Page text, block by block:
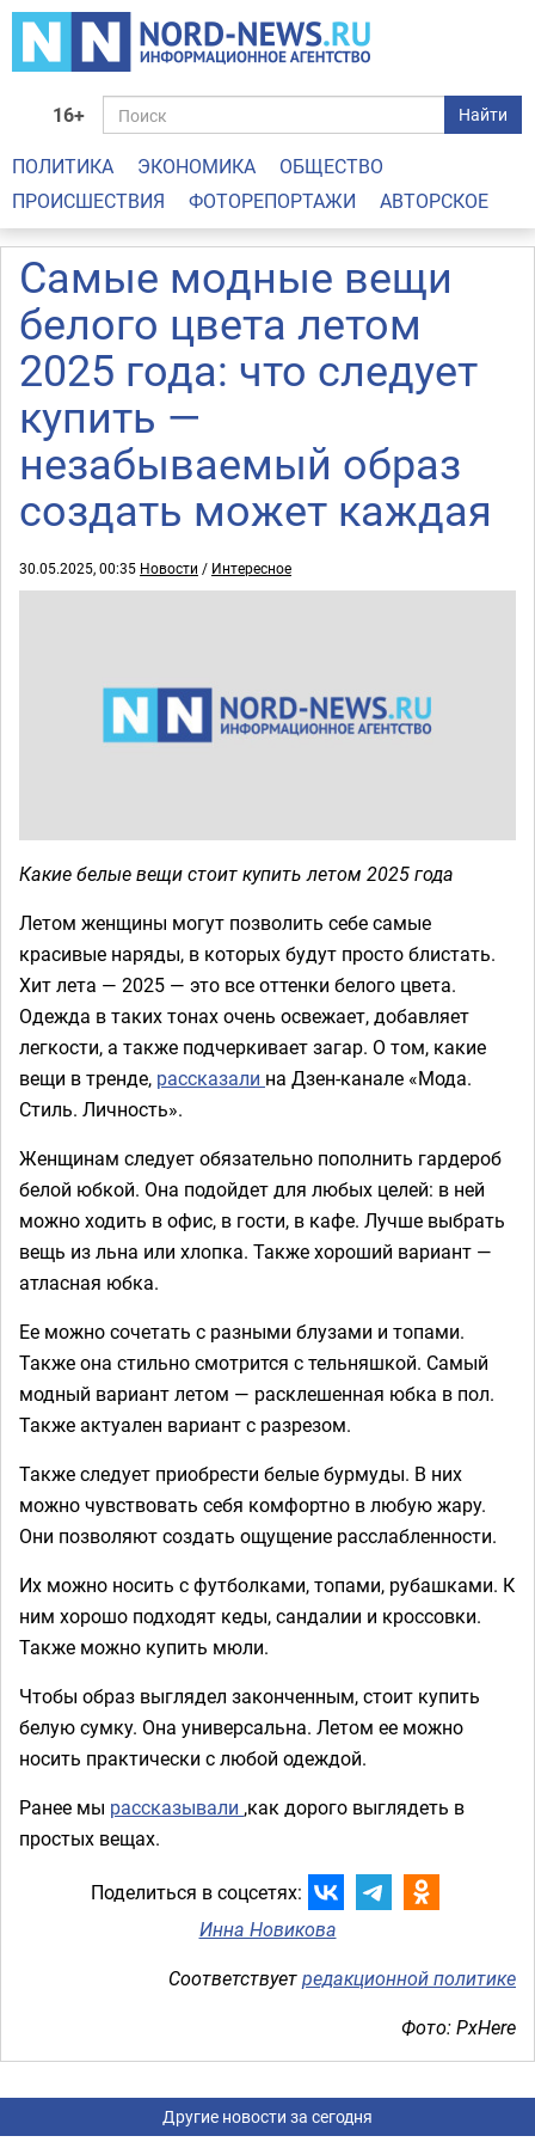
16+ Найти
ПОЛИТИКА ЭКОНОМИКА
ОБЩЕСТВО
ПРОИСШЕСТВИЯ
ФОТОРЕПОРТАЖИ АВТОРСКОЕ
Самые модные вещи
белого цвета летом
2025 года: что следует
купить —
незабываемый образ
создать может каждая
30.05.2025, 00:35 Новости / Интересное
Какие белые вещи стоит купить летом 2025 года
Летом женщины могут позволить себе самые
красивые наряды, в которых будут просто блистать.
Хит лета — 2025 — это все оттенки белого цвета.
Одежда в таких тонах очень освежает, добавляет
легкости, а также подчеркивает загар. О том, какие
вещи в тренде, рассказали на Дзен-канале «Мода.
Стиль. Личность».
Женщинам следует обязательно пополнить гардероб
белой юбкой. Она подойдет для любых целей: в ней
можно ходить в офис, в гости, в кафе. Лучше выбрать
вещь из льна или хлопка. Также хороший вариант —
атласная юбка.
Ее можно сочетать с разными блузами и топами.
Также она стильно смотрится с тельняшкой. Самый
модный вариант летом — расклешенная юбка в пол.
Также актуален вариант с разрезом.
Также следует приобрести белые бурмуды. В них
можно чувствовать себя комфортно в любую жару.
Они позволяют создать ощущение расслабленности.
Их можно носить с футболками, топами, рубашками. К
ним хорошо подходят кеды, сандалии и кроссовки.
Также можно купить мюли.
Чтобы образ выглядел законченным, стоит купить
белую сумку. Она универсальна. Летом ее можно
носить практически с любой одеждой.
Ранее мы рассказывали ,как дорого выглядеть в
простых вещах.
Поделиться в соцсетях:
Инна Новикова
Соответствуетредакционной политике
Фото: PxHere
Другие новости за сегодня